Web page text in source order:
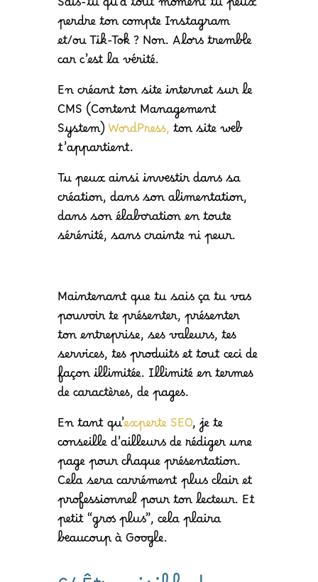
Sais-tu qu’à tout moment tu peux
perdre ton compte Instagram
et/ou Tik-Tok ? Non. Alors tremble
car c’est la vérité.
En créant ton site internet sur le
CMS (Content Management
System)WordPress,ton site web
t’appartient.
Tu peux ainsi investir dans sa
création, dans son alimentation,
dans son élaboration en toute
sérénité, sans crainte ni peur.
Maintenant que tu sais ça tu vas
pouvoir te présenter, présenter
ton entreprise, ses valeurs, tes
services, tes produits et tout ceci de
façon illimitée. Illimité en termes
de caractères, de pages.
En tant qu’experte SEO, je te
conseille d’ailleurs de rédiger une
page pour chaque présentation.
Cela sera carrément plus clair et
professionnel pour ton lecteur. Et
petit “gros plus”, cela plaira
beaucoup à Google.